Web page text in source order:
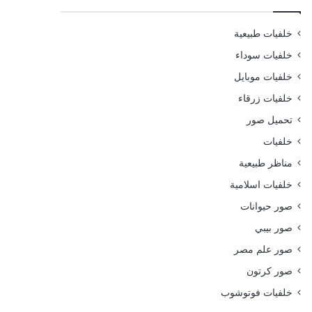
خلفيات طبيعية
خلفيات سوداء
خلفيات موبايل
خلفيات زرقاء
تحميل صور
خلفيات
مناظر طبيعية
خلفيات اسلامية
صور حيوانات
صور بيبي
صور علم مصر
صور كرتون
خلفيات فوتوشوب